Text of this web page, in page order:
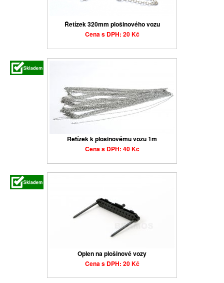
Řetízek 320mm plošinového vozu
Cena s DPH: 20 Kč
Řetízek k plošinovému vozu 1m
Cena s DPH: 40 Kč
Oplen na plošinové vozy
Cena s DPH: 20 Kč